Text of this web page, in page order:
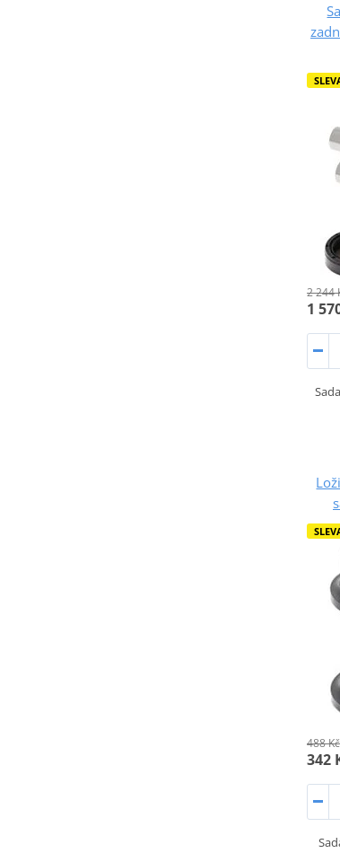
2 244
1
488 Kč
342